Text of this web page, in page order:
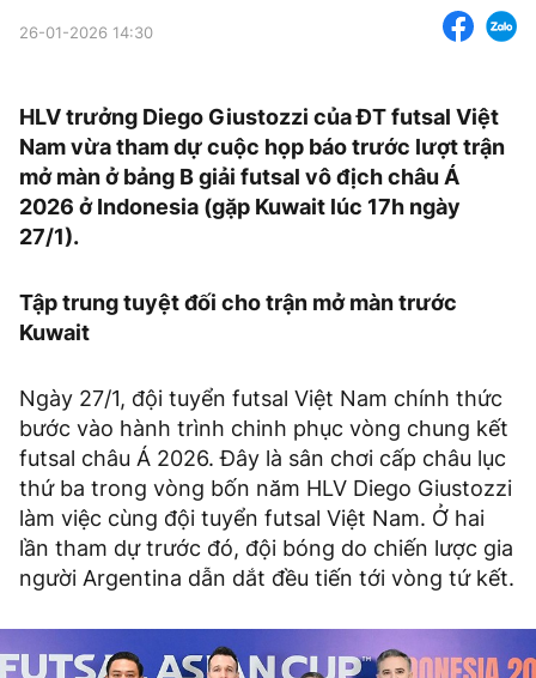
26-01-2026 14:30
HLV trưởng Diego Giustozzi của ĐT futsal Việt
Nam vừa tham dự cuộc họp báo trước lượt trận
mở màn ở bảng B giải futsal vô địch châu Á
2026 ở Indonesia (gặp Kuwait lúc 17h ngày
27/1).
Tập trung tuyệt đối cho trận mở màn trước
Kuwait
Ngày 27/1, đội tuyển futsal Việt Nam chính thức
bước vào hành trình chinh phục vòng chung kết
futsal châu Á 2026. Đây là sân chơi cấp châu lục
thứ ba trong vòng bốn năm HLV Diego Giustozzi
làm việc cùng đội tuyển futsal Việt Nam. Ở hai
lần tham dự trước đó, đội bóng do chiến lược gia
người Argentina dẫn dắt đều tiến tới vòng tứ kết.